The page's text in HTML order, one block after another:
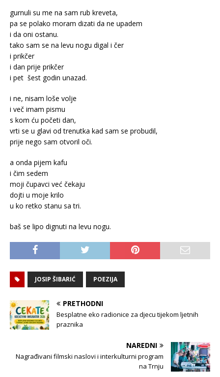
gurnuli su me na sam rub kreveta,
pa se polako moram dizati da ne upadem
i da oni ostanu.
tako sam se na levu nogu digal i čer
i prikčer
i dan prije prikčer
i pet šest godin unazad.
i ne, nisam loše volje
i več imam pismu
s kom ću početi dan,
vrti se u glavi od trenutka kad sam se probudil,
prije nego sam otvoril oči.
a onda pijem kafu
i čim sedem
moji čupavci već čekaju
dojti u moje krilo
u ko retko stanu sa tri.
baš se lipo dignuti na levu nogu.
JOSIP ŠIBARIĆ POEZIJA
PRETHODNI
Besplatne eko radionice za djecu tijekom ljetnih
praznika
NAREDNI
Nagrađivani filmski naslovi i interkulturni program
na Trnju